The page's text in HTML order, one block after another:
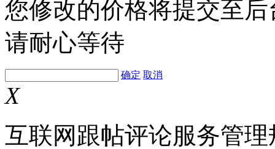
您修改的价格将提交至
请耐心等待
确定 取消
X
互联网跟帖评论服务管理